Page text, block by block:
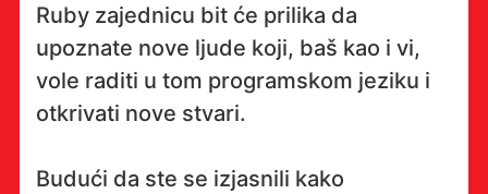
Ruby zajednicu bit će prilika da
upoznate nove ljude koji, baš kao i vi,
vole raditi u tom programskom jeziku i
otkrivati nove stvari.
Budući da ste se izjasnili kako